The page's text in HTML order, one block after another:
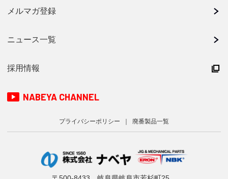
メルマガ登録
ニュース一覧
採用情報
NABEYA CHANNEL
プライバシーポリシー 廃番製品一覧